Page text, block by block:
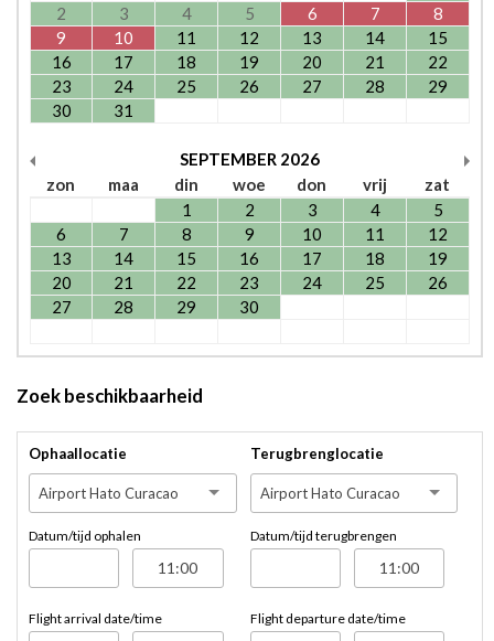
2
3 4 5 6 7
8
9
10 11 12 13 14
15
16
17 18 19 20 21
22
23
24 25 26 27 28
29
30
31
SEPTEMBER 2026
zon
maa din woe don vrij
zat
1
2 3 4
5
6
7 8 9 10 11
12
13
14 15 16 17 18
19
20
21 22 23 24 25
26
27
28 29 30
Zoek beschikbaarheid
Ophaallocatie
Airport Hato Curacao
Datum/tijd ophalen
Flight arrival date/time
Terugbrenglocatie
Airport Hato Curacao
Datum/tijd terugbrengen
Flight departure date/time